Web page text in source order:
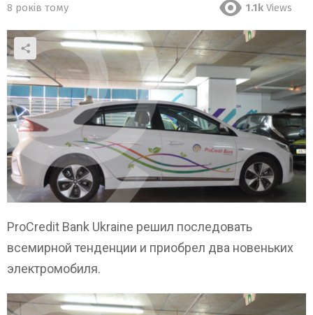
8 років тому 1.1k Views
ProCredit Bank Ukraine решил последовать
всемирной тенденции и приобрел два новеньких
электромобиля.